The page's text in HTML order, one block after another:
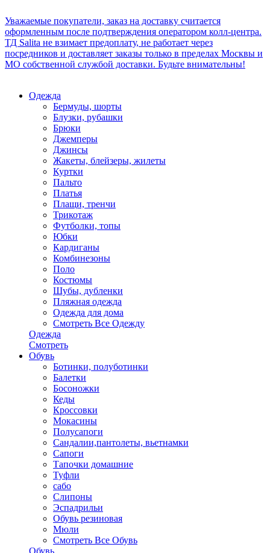
Уважаемые покупатели, заказ на доставку считается
оформленным после подтверждения оператором колл-центра.
ТД Salita не взимает предоплату, не работает через
посредников и доставляет заказы только в пределах Москвы и
МО собственной службой доставки. Будьте внимательны!
Одежда
Бермуды, шорты
Блузки, рубашки
Брюки
Джемперы
Джинсы
Жакеты, блейзеры, жилеты
Куртки
Пальто
Платья
Плащи, тренчи
Трикотаж
Футболки, топы
Юбки
Кардиганы
Комбинезоны
Поло
Костюмы
Шубы, дубленки
Пляжная одежда
Одежда для дома
Смотреть Все Одежду
Одежда
Смотреть
Обувь
Ботинки, полуботинки
Балетки
Босоножки
Кеды
Кроссовки
Мокасины
Полусапоги
Сандалии,пантолеты, вьетнамки
Сапоги
Тапочки домашние
Туфли
сабо
Слипоны
Эспадрильи
Обувь резиновая
Мюли
Смотреть Все Обувь
Обувь